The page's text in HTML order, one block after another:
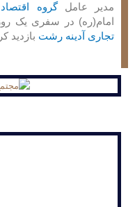
مدیر عاملگروه
امام(ره) در سفری یک
تجاری آدینه رشت بازدید